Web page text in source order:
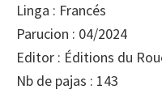
Linga : Francés
Parucion : 04/2024
Editor : Éditions du
Nb de pajas : 143